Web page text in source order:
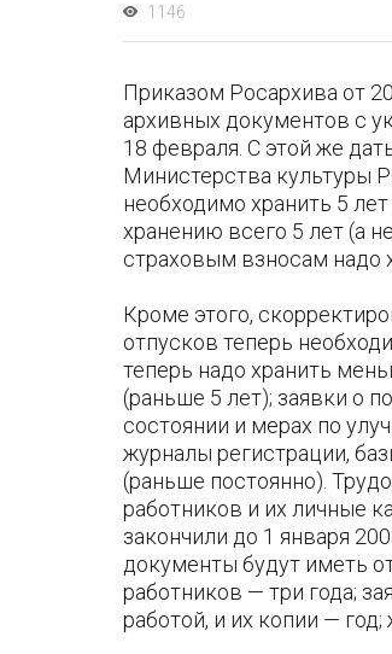
1146
Приказом Росархива от
архивных документов с
18 февраля. С этой же
Министерства культуры
необходимо хранить 5
хранению всего 5 лет (а
страховым взносам надо
Кроме этого,
отпусков теперь
теперь надо хранить
(раньше 5 лет); заявки о
состоянии и мерах по
журналы регистрации,
(раньше постоянно).
работников и их личные
закончили до 1 января
документы будут иметь
работников — три года;
работой, и их копии —